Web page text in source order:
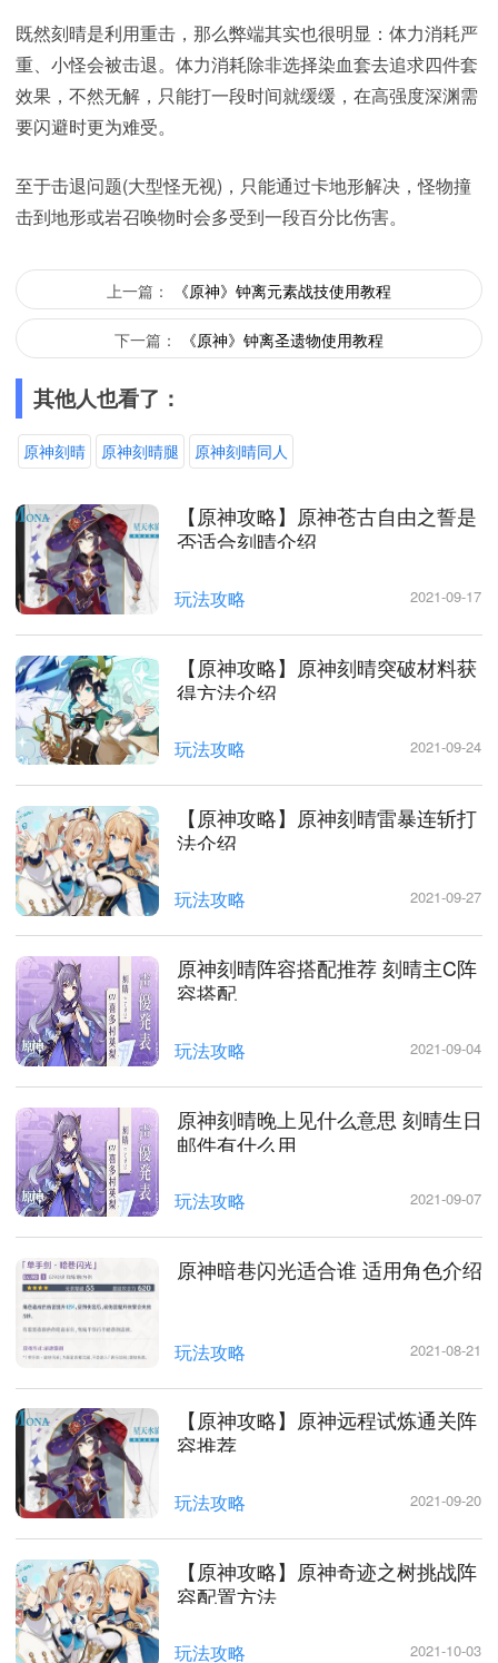
既然刻晴是利用重击，那么弊端其实也很明显：体力消耗严
重、小怪会被击退。体力消耗除非选择染血套去追求四件套
效果，不然无解，只能打一段时间就缓缓，在高强度深渊需
要闪避时更为难受。
至于击退问题(大型怪无视)，只能通过卡地形解决，怪物撞
击到地形或岩召唤物时会多受到一段百分比伤害。
上一篇： 《原神》钟离元素战技使用教程
下一篇： 《原神》钟离圣遗物使用教程
其他人也看了：
原神刻晴 原神刻晴腿 原神刻晴同人
【原神攻略】原神苍古自由之誓是
否适合刻晴介绍
玩法攻略 2021-09-17
【原神攻略】原神刻晴突破材料获
得方法介绍
玩法攻略 2021-09-24
【原神攻略】原神刻晴雷暴连斩打
法介绍
玩法攻略 2021-09-27
原神刻晴阵容搭配推荐 刻晴主C阵
容搭配
玩法攻略 2021-09-04
原神刻晴晚上见什么意思 刻晴生日
邮件有什么用
玩法攻略 2021-09-07
原神暗巷闪光适合谁 适用角色介绍
玩法攻略 2021-08-21
【原神攻略】原神远程试炼通关阵
容推荐
玩法攻略 2021-09-20
【原神攻略】原神奇迹之树挑战阵
容配置方法
玩法攻略 2021-10-03